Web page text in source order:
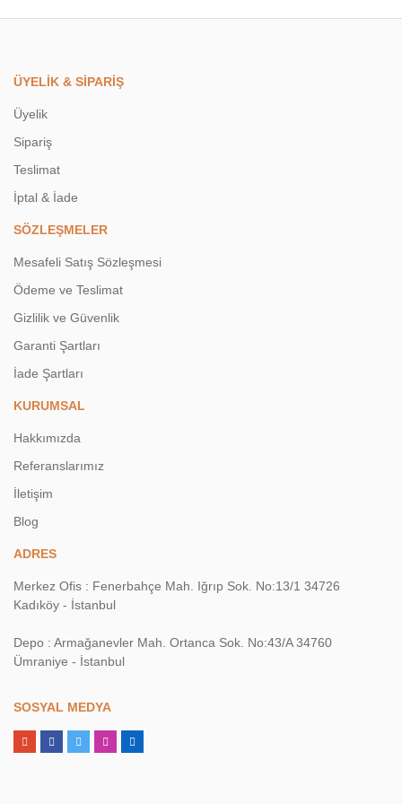
ÜYELİK & SİPARİŞ
Üyelik
Sipariş
Teslimat
İptal & İade
SÖZLEŞMELER
Mesafeli Satış Sözleşmesi
Ödeme ve Teslimat
Gizlilik ve Güvenlik
Garanti Şartları
İade Şartları
KURUMSAL
Hakkımızda
Referanslarımız
İletişim
Blog
ADRES
Merkez Ofis : Fenerbahçe Mah. Iğrıp Sok. No:13/1 34726
Kadıköy - İstanbul
Depo : Armağanevler Mah. Ortanca Sok. No:43/A 34760
Ümraniye - İstanbul
SOSYAL MEDYA